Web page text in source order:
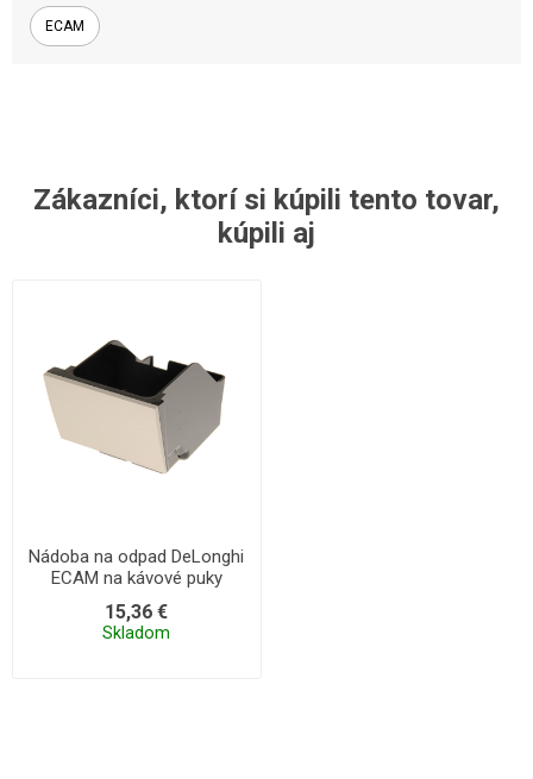
ECAM
Zákazníci, ktorí si kúpili tento tovar,
kúpili aj
Nádoba na odpad DeLonghi
ECAM na kávové puky
15,36 €
Skladom